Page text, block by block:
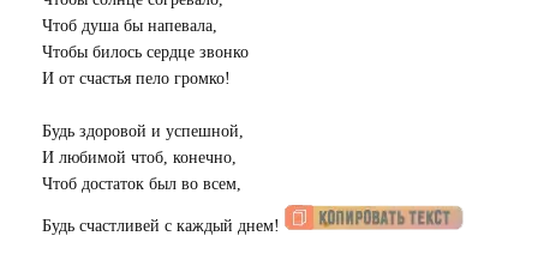
Чтоб душа бы напевала,
Чтобы билось сердце звонко
И от счастья пело громко!
Будь здоровой и успешной,
И любимой чтоб, конечно,
Чтоб достаток был во всем,
Будь счастливей с каждый днем!